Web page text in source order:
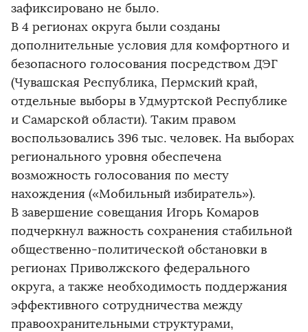
зафиксировано не было.
В 4 регионах округа были созданы
дополнительные условия для комфортного и
безопасного голосования посредством ДЭГ
(Чувашская Республика, Пермский край,
отдельные выборы в Удмуртской Республике
и Самарской области). Таким правом
воспользовались 396 тыс. человек. На выборах
регионального уровня обеспечена
возможность голосования по месту
нахождения («Мобильный избиратель»).
В завершение совещания Игорь Комаров
подчеркнул важность сохранения стабильной
общественно-политической обстановки в
регионах Приволжского федерального
округа, а также необходимость поддержания
эффективного сотрудничества между
правоохранительными структурами,